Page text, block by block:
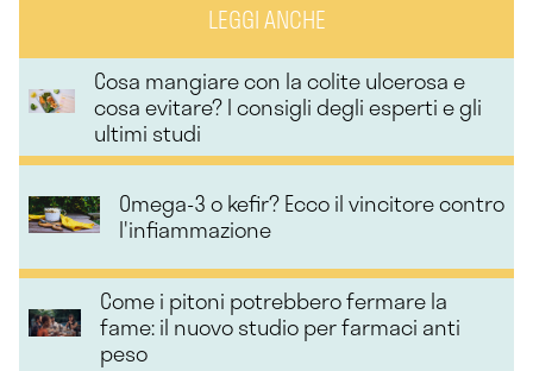
LEGGI ANCHE
Cosa mangiare con la colite ulcerosa e
cosa evitare? I consigli degli esperti e gli
ultimi studi
Omega-3 o kefir? Ecco il vincitore contro
l'infiammazione
Come i pitoni potrebbero fermare la
fame: il nuovo studio per farmaci anti
peso